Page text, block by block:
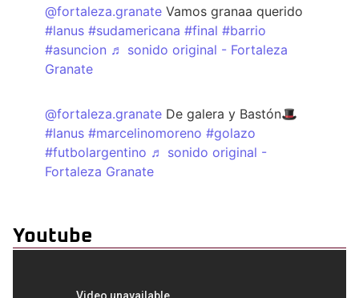
@fortaleza.granate Vamos granaa querido
#lanus #sudamericana #final #barrio
#asuncion ♬ sonido original - Fortaleza
Granate
@fortaleza.granate De galera y Bastón🎩
#lanus #marcelinomoreno #golazo
#futbolargentino ♬ sonido original -
Fortaleza Granate
Youtube